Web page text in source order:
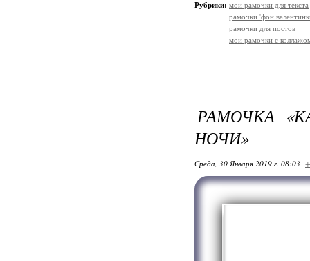
Рубрики: мои рамочки для текста
рамочки 'фон
рамочки для постов
мои рамочки с
РАМОЧКА
НОЧИ»
Среда, 30 Января 2019 г. 08:03